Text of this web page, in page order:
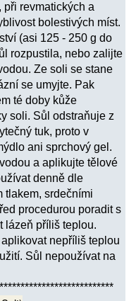
při revmatických a
bolestivých míst.
(asi 125 - 250 g do
rozpustila, nebo zalijte
Ze soli se stane
se umyjte. Pak
té doby kůže
soli. Sůl odstraňuje z
tuk, proto v
ani sprchový gel.
a aplikujte tělové
denně dle
tlakem, srdečními
procedurou poradit s
lázeň příliš teplou.
nepříliš teplou
Sůl nepoužívat na